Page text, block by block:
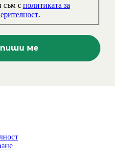
съм с политиката за
.